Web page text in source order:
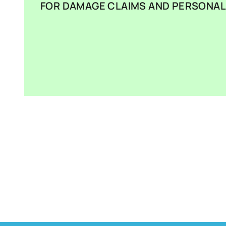
FOR DAMAGE CLAIMS AND